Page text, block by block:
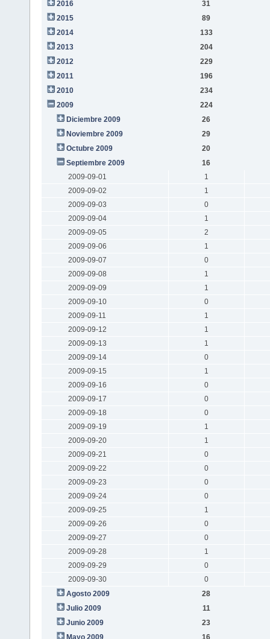
2016
31
2015
89
2014
133
2013
204
2012
229
2011
196
2010
234
2009
224
Diciembre 2009
26
Noviembre 2009
29
Octubre 2009
20
Septiembre 2009
16
2009-09-01
1
2009-09-02
1
2009-09-03
0
2009-09-04
1
2009-09-05
2
2009-09-06
1
2009-09-07
0
2009-09-08
1
2009-09-09
1
2009-09-10
0
2009-09-11
1
2009-09-12
1
2009-09-13
1
2009-09-14
0
2009-09-15
1
2009-09-16
0
2009-09-17
0
2009-09-18
0
2009-09-19
1
2009-09-20
1
2009-09-21
0
2009-09-22
0
2009-09-23
0
2009-09-24
0
2009-09-25
1
2009-09-26
0
2009-09-27
0
2009-09-28
1
2009-09-29
0
2009-09-30
0
Agosto 2009
28
Julio 2009
11
Junio 2009
23
Mayo 2009
16